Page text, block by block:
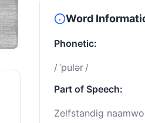
Word
Phonetic:
/ ˈpulər /
Part of Speech:
Zelfstandig